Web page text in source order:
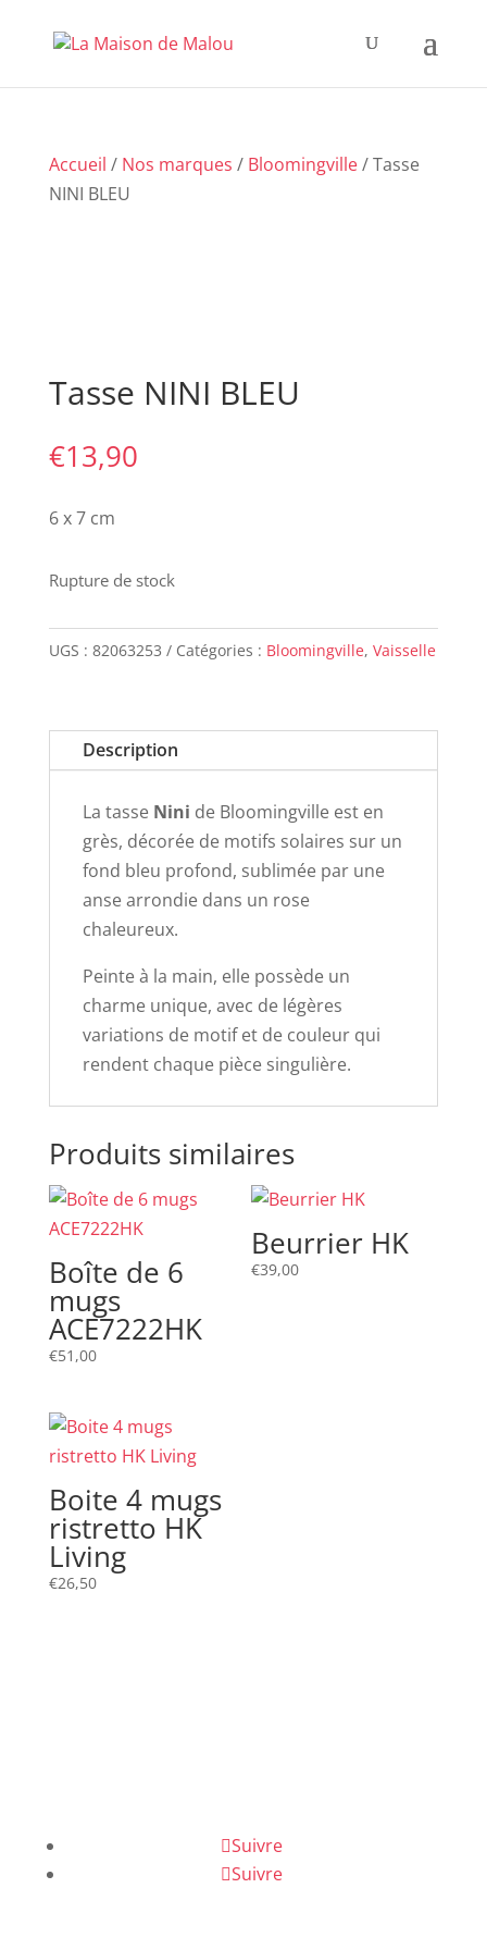
Accueil / Nos marques / Bloomingville/ Tasse
NINI BLEU
Tasse NINI BLEU
€13,90
6 x 7 cm
Rupture de stock
UGS : 82063253 Catégories : Bloomingville, Vaisselle
Description
La tasse Nini de Bloomingville est en
grès, décorée de motifs solaires sur un
fond bleu profond, sublimée par une
anse arrondie dans un rose
chaleureux.
Peinte à la main, elle possède un
charme unique, avec de légères
variations de motif et de couleur qui
rendent chaque pièce singulière.
Produits similaires
Boîte de 6
mugs
ACE7222HK
€51,00
Beurrier HK
€39,00
Boite 4 mugs
ristretto HK
Living
€26,50
Suivre
Suivre